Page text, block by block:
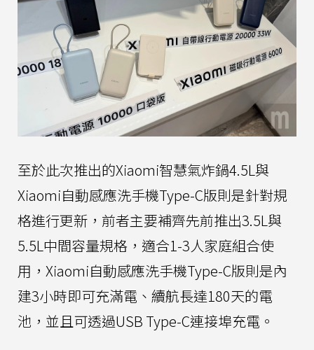
至於此次推出的Xiaomi智慧氣炸鍋4.5L與
Xiaomi自動感應洗手機Type-C版則是針對規
格進行更新，前者主要補齊先前推出3.5L與
5.5L中間容量規格，適合1-3人家庭組合使
用，Xiaomi自動感應洗手機Type-C版則是內
建3小時即可充滿電、續航長達180天的電
池，並且可透過USB Type-C連接埠充電。